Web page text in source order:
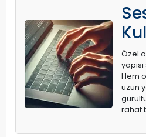
Özel
Hem
uzun
rahat